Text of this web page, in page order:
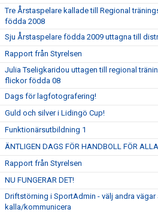
Tre Årstaspelare kallade till Regional
födda 2008
Sju Årstaspelare födda 2009 uttagna till
Rapport från Styrelsen
Julia Tseligkaridou uttagen till regional
flickor födda 08
Dags för lagfotografering!
Guld och silver i Lidingö Cup!
Funktionärsutbildning 1
ÄNTLIGEN DAGS FÖR HANDBOLL FÖR
Rapport från Styrelsen
NU FUNGERAR DET!
Driftstörning i SportAdmin - välj andra vägar
kalla/kommunicera